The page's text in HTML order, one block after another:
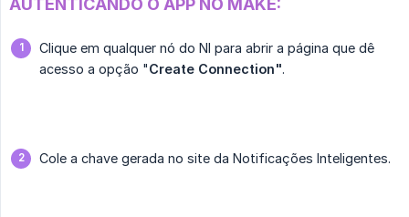
AUTENTICANDO O APP NO MAKE:
Clique em qualquer nó do NI para abrir a página que dê
acesso a opção "Create Connection".
Cole a chave gerada no site da Notificações Inteligentes.